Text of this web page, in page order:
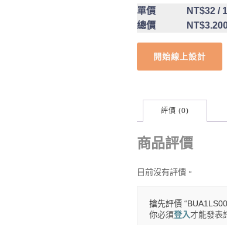
單價 NT$32 /
總價
開始線上設計
評價 (0)
商品評價
目前沒有評價。
搶先評價
你必須登入才能發表